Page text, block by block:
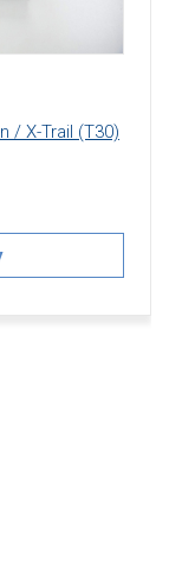
/ X-Trail (T30)